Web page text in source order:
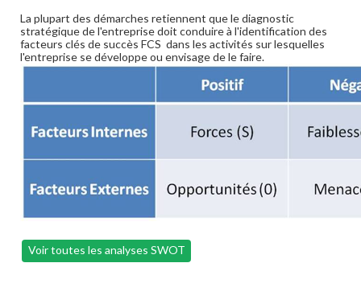
La plupart des démarches retiennent que le diagnostic
stratégique de l'entreprise doit conduire à l'identification des
facteurs clés de succès FCS dans les activités sur lesquelles
l'entreprise se développe ou envisage de le faire.
Voir toutes les analyses SWOT